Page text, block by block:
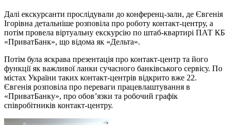
Далі екскурсанти прослідували до конференц-зали, де Євгенія
Ігорівна детальніше розповіла про роботу контакт-центру, а
потім провела віртуальну екскурсію по штаб-квартирі ПАТ КБ
«ПриватБанк», що відома як «Дельта».
Потім була яскрава презентація про контакт-центр та його
функції як важливої ланки сучасного банківського сервісу. По
містах України таких контакт-центрів відкрито вже 22.
Євгенія розповіла про переваги працевлаштування в
«ПриватБанку», про обов’язки та робочий графік
співробітників контакт-центру.